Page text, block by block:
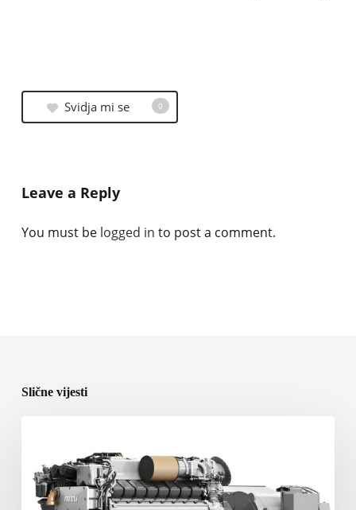
Svidja mi se 0
Leave a Reply
You must be logged in to post a comment.
Slične vijesti
predstavlja
nove
brodske